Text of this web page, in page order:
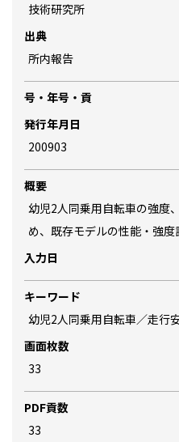
技術研究所
出典
所内報告
号・年号・貢
発行年月日
200903
概要
幼児2人同乗用自転車の強度
め、既存モデルの性能・強度
入力日
キーワード
幼児2人同乗用自転車／走行
画面枚数
33
PDF貢数
33